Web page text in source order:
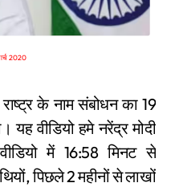
2020
के नाम संबोधन का 19
यह वीडियो हमे नरेंद्र मोदी
में 16:58 मिनट से
पिछले 2 महीनों से लाखों